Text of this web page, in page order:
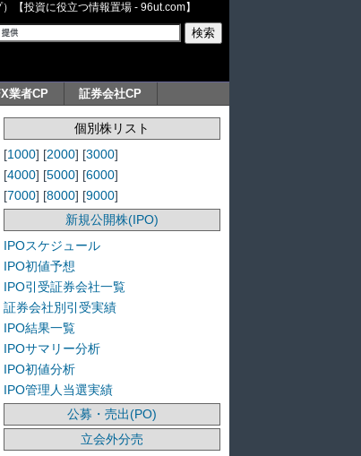
【投資に役立つ情報置場 - 96ut.com】
業者CP 証券会社CP
個別株リスト
[1000] [2000] [3000]
[4000] [5000] [6000]
[7000] [8000] [9000]
新規公開株(IPO)
IPOスケジュール
IPO初値予想
IPO引受証券会社一覧
証券会社別引受実績
IPO結果一覧
IPOサマリー分析
IPO初値分析
IPO管理人当選実績
公募・売出(PO)
立会外分売